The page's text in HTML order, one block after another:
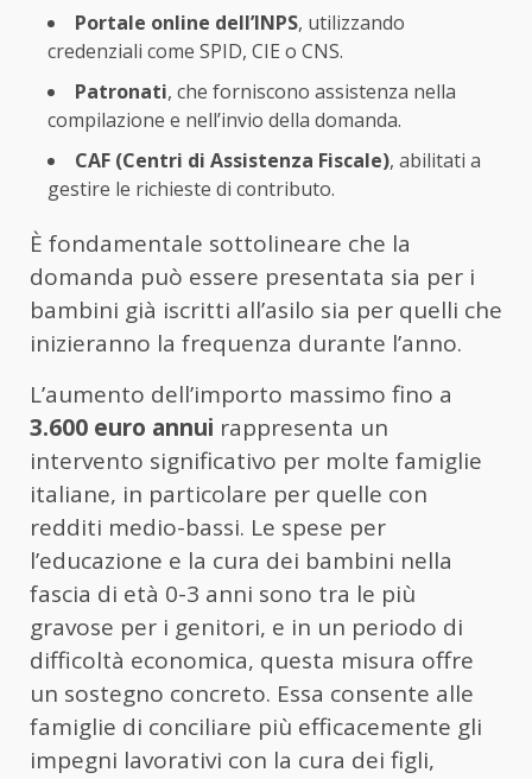
Portale online dell’INPS, utilizzando
credenziali come SPID, CIE o CNS.
Patronati, che forniscono assistenza nella
compilazione e nell’invio della domanda.
CAF (Centri di Assistenza Fiscale), abilitati a
gestire le richieste di contributo.
È fondamentale sottolineare che la
domanda può essere presentata sia per i
bambini già iscritti all’asilo sia per quelli che
inizieranno la frequenza durante l’anno.
L’aumento dell’importo massimo fino a
3.600 euro annui rappresenta un
intervento significativo per molte famiglie
italiane, in particolare per quelle con
redditi medio-bassi. Le spese per
l’educazione e la cura dei bambini nella
fascia di età 0-3 anni sono tra le più
gravose per i genitori, e in un periodo di
difficoltà economica, questa misura offre
un sostegno concreto. Essa consente alle
famiglie di conciliare più efficacemente gli
impegni lavorativi con la cura dei figli,